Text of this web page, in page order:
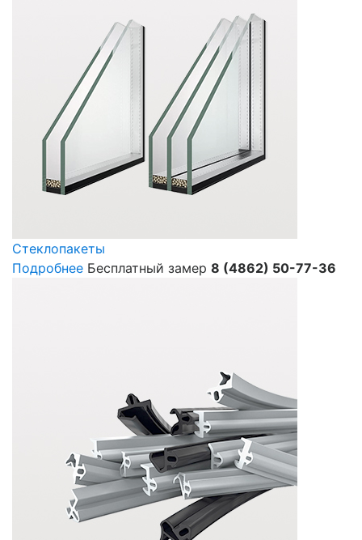
Стеклопакеты
Подробнее Бесплатный замер 8 (4862) 50-77-36